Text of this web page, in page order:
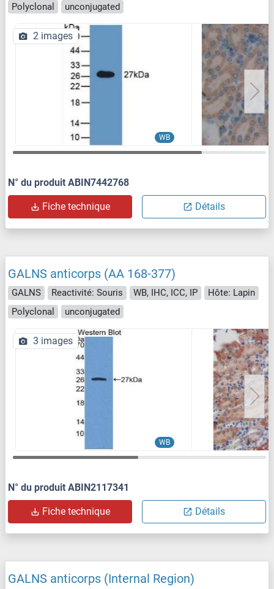
Polyclonal
unconjugated
WB
2 images
N° du produit ABIN7442768
Fiche technique Détails
GALNS anticorps (AA 168-377)
GALNS Reactivité: Souris WB, IHC, ICC, IP
Hôte: Lapin
Polyclonal
unconjugated
WB
3 images
N° du produit ABIN2117341
Fiche technique Détails
GALNS anticorps (Internal Region)